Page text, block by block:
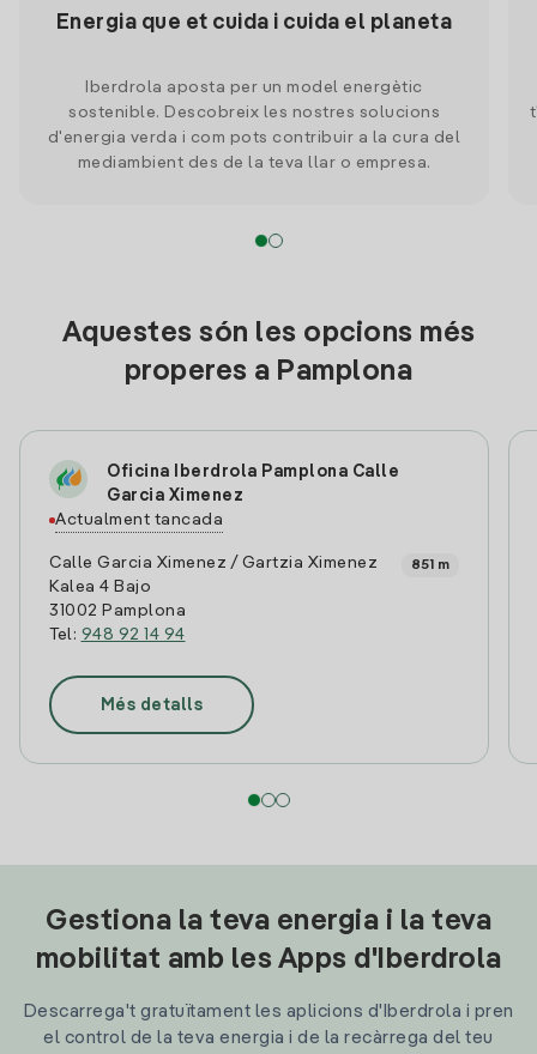
Energia que et cuida i cuida el planeta
Iberdrola aposta per un model energètic
sostenible. Descobreix les nostres solucions
d'energia verda i com pots contribuir a la cura del
mediambient des de la teva llar o empresa.
Aquestes són les opcions més
properes a Pamplona
Oficina Iberdrola Pamplona Calle
Garcia Ximenez
Actualment tancada
Calle Garcia Ximenez / Gartzia Ximenez
Kalea 4 Bajo
31002 Pamplona
Tel: 948 92 14 94
851 m
Més detalls
Gestiona la teva energia i la teva
mobilitat amb les Apps d'Iberdrola
Descarrega't gratuïtament les aplicions d'Iberdrola i pren
el control de la teva energia i de la recàrrega del teu